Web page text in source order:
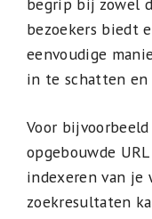
bezoekers biedt
eenvoudige
in te schatten
Voor
opgebouwde
indexeren van
zoekresultaten